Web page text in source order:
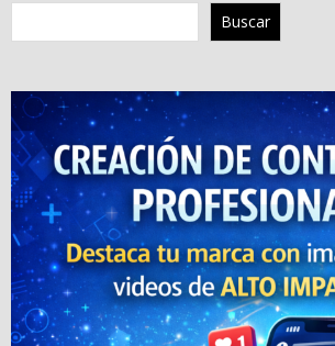
Buscar